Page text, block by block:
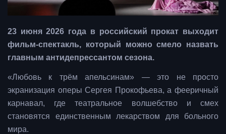
23 июня 2026 года в российский прокат выходит
фильм-спектакль, который можно смело назвать
главным антидепрессантом сезона.
«Любовь к трём апельсинам» — это не просто
экранизация оперы Сергея Прокофьева, а фееричный
карнавал, где театральное волшебство и смех
становятся единственным лекарством для больного
мира.